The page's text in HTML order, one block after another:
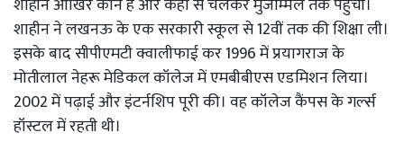
शाहीन ने लखनऊ के एक सरकारी स्कूल से 12वीं तक की शिक्षा ली।
इसके बाद सीपीएमटी क्वालीफाई कर 1996 में प्रयागराज के
मोतीलाल नेहरू मेडिकल कॉलेज में एमबीबीएस एडमिशन लिया।
2002 में पढ़ाई और इंटर्नशिप पूरी की। वह कॉलेज कैंपस के गर्ल्स
हॉस्टल में रहती थी।